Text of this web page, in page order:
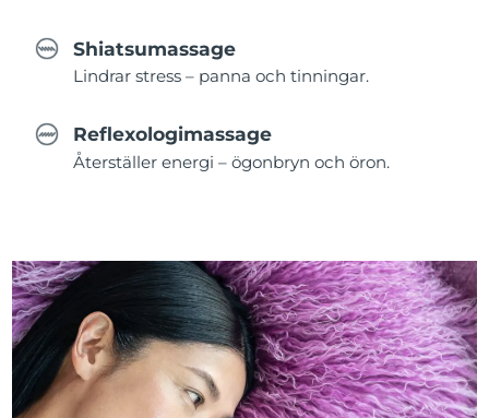
Shiatsumassage
Lindrar stress – panna och tinningar.
Reflexologimassage
Återställer energi – ögonbryn och öron.